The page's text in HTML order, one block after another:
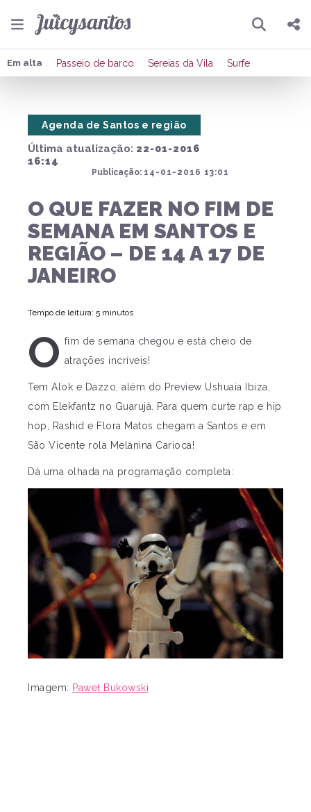
Pesquisar
Compartilhar
Em alta Passeio de barco Sereias da Vila Surfe
Última atualização: 22-01-2016
16:14
Publicação: 14-01-2016 13:01
Agenda de Santos e região
O QUE FAZER NO FIM DE
SEMANA EM SANTOS E
REGIÃO – DE 14 A 17 DE
JANEIRO
Tempo de leitura: 5 minutos
O fim de semana chegou e está cheio de
atrações incríveis!
Tem Alok e Dazzo, além do Preview Ushuaia Ibiza,
com Elekfantz no Guarujá. Para quem curte rap e hip
hop, Rashid e Flora Matos chegam a Santos e em
São Vicente rola Melanina Carioca!
Dá uma olhada na programação completa:
Imagem: Paweł Bukowski